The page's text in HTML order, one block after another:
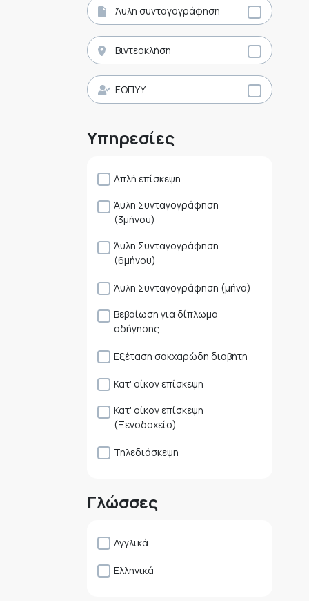
Άυλη συνταγογράφηση
Βιντεοκλήση
ΕΟΠΥΥ
Υπηρεσίες
Απλή επίσκεψη
Άυλη Συνταγογράφηση
(3μήνου)
Άυλη Συνταγογράφηση
(6μήνου)
Άυλη Συνταγογράφηση (μήνα)
Βεβαίωση για δίπλωμα
οδήγησης
Εξέταση σακχαρώδη διαβήτη
Κατ' οίκον επίσκεψη
Κατ' οίκον επίσκεψη
(Ξενοδοχείο)
Τηλεδιάσκεψη
Γλώσσες
Αγγλικά
Ελληνικά